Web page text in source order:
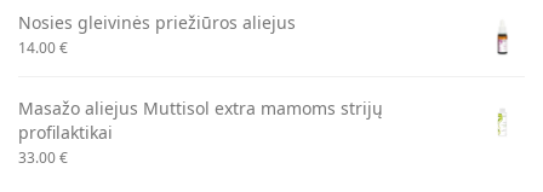
Nosies gleivinės priežiūros aliejus
14.00€
Masažo aliejus Muttisol extra mamoms strijų
profilaktikai
33.00€